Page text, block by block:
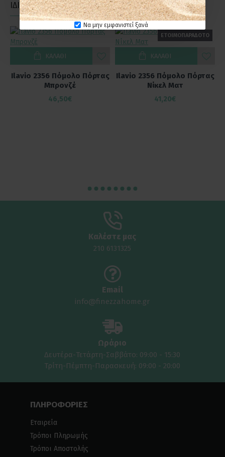
Να μην εμφανιστεί ξανά
ΙΔΙΑΣ ΚΑΤΗΓΟΡΙΑΣ ΙΔΙΑΣ ΕΤΑΙΡΕΙΑΣ
Ilavio 2356 Πόμολο Πόρτας
Μπρονζέ
46,50€
ΚΑΛΆΘΙ
ΕΤΟΙΜΟΠΑΡΑΔΟΤΟ
Ilavio 2356 Πόμολο Πόρτας
Νίκελ Ματ
41,20€
ΚΑΛΆΘΙ
Καλέστε μας
210 6131325
Email
info@finezzahome.gr
Ωράριο
Δευτέρα-Τετάρτη-Σαββάτο: 09:00 - 15:30
Τρίτη-Πέμπτη-Παρασκευή: 09:00 - 20:00
ΠΛΗΡΟΦΟΡΙΕΣ
Εταιρεία
Τρόποι Πληρωμής
Τρόποι Αποστολής